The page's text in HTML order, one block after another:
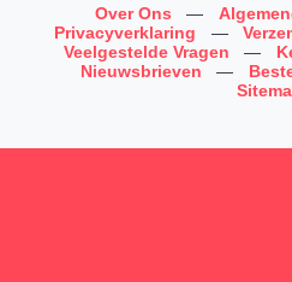
Over Ons —
Privacyverklaring
—
Veelgestelde Vragen
—
Nieuwsbrieven
—